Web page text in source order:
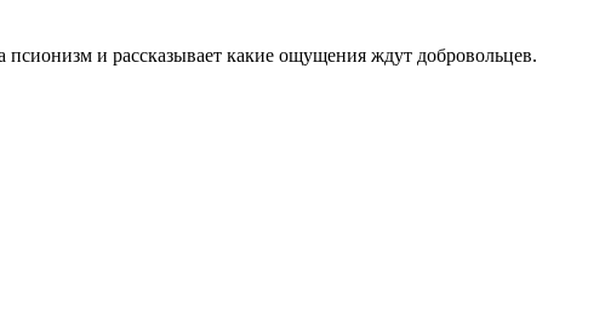
и рассказывает какие ощущения ждут добровольцев.